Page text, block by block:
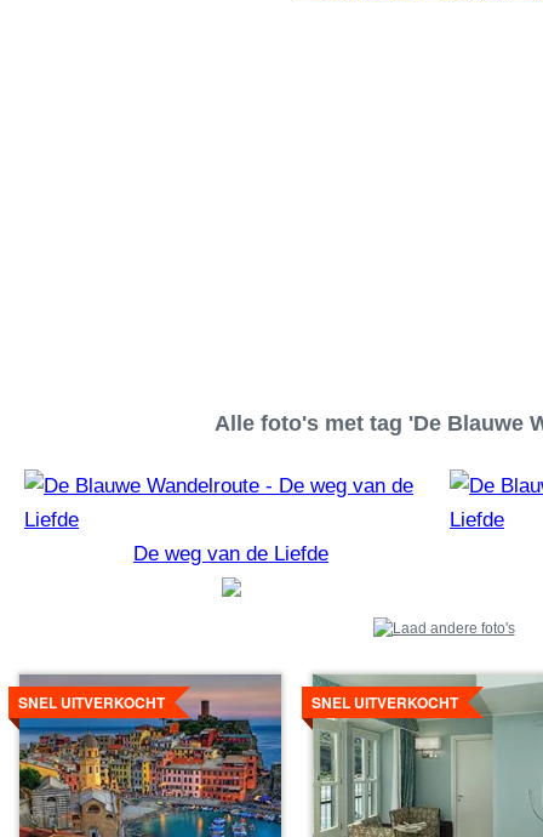
Alle foto's met tag 'De Blauwe
De weg van de Liefde
SNEL UITVERKOCHT
Details
bekijken SNEL UITVERKOCHT
Details
bekijken